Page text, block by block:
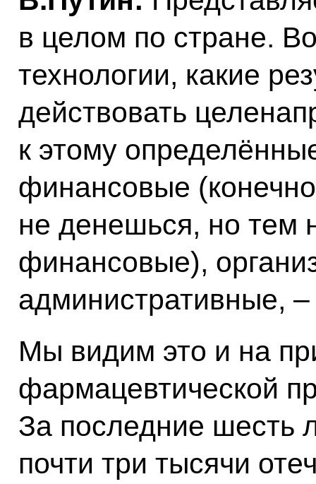
в целом по стране.
технологии, какие
действовать
к этому
финансовые
не денешься, но тем
финансовые),
административные, –
Мы видим это и на
фармацевтической
За последние шесть
почти три тысячи